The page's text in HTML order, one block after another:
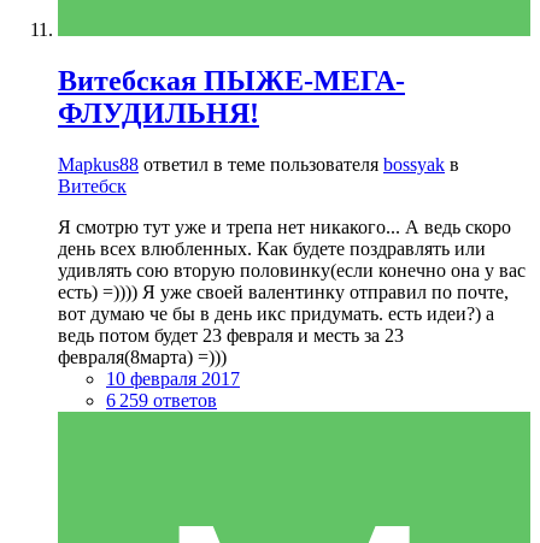
Витебская ПЫЖЕ-МЕГА-
ФЛУДИЛЬНЯ!
Mapkus88 ответил в теме пользователя bossyak в
Витебск
Я смотрю тут уже и трепа нет никакого... А ведь скоро
день всех влюбленных. Как будете поздравлять или
удивлять сою вторую половинку(если конечно она у вас
есть) =)))) Я уже своей валентинку отправил по почте,
вот думаю че бы в день икс придумать. есть идеи?) а
ведь потом будет 23 февраля и месть за 23
февраля(8марта) =)))
10 февраля 2017
6 259 ответов